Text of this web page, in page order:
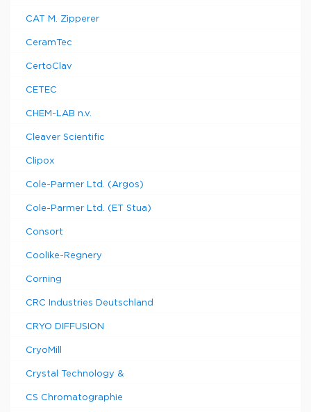
CAT M. Zipperer
CeramTec
CertoClav
CETEC
CHEM-LAB n.v.
Cleaver Scientific
Clipox
Cole-Parmer Ltd. (Argos)
Cole-Parmer Ltd. (ET Stua)
Consort
Coolike-Regnery
Corning
CRC Industries Deutschland
CRYO DIFFUSION
CryoMill
Crystal Technology &
CS Chromatographie